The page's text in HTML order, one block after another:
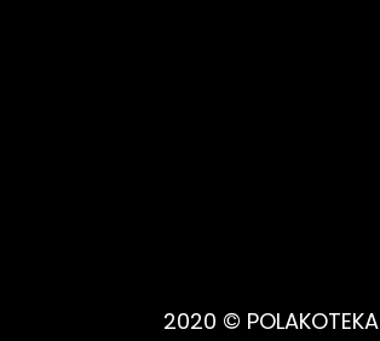
2020 © POLAKOTEKA